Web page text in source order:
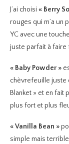
J’ai choisi « Berry
rouges qui m’a un
YC avec une
juste parfait à faire
« Baby Powder »
chèvrefeuille juste
Blanket » et en fait
plus fort et plus
« Vanilla Bean »
simple mais